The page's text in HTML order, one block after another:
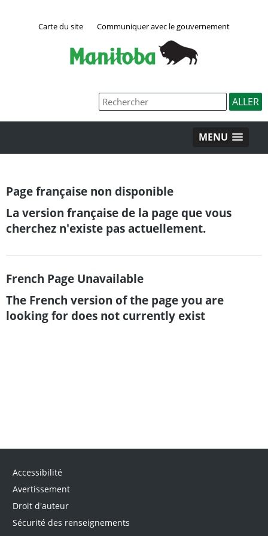
Carte du site Communiquer avec le gouvernement
MENU
Page française non disponible
La version française de la page que vous
cherchez n'existe pas actuellement.
French Page Unavailable
The French version of the page you are
looking for does not currently exist
Accessibilité
Avertissement
Droit d'auteur
Sécurité des renseignements